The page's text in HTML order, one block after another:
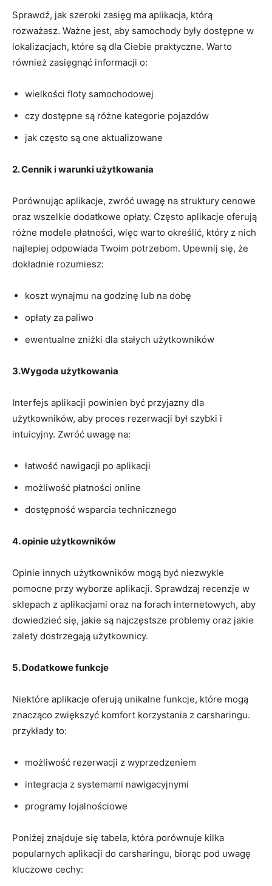
Sprawdź, jak szeroki zasięg ma aplikacja, którą
rozważasz. Ważne jest, aby samochody były dostępne w
lokalizacjach, które są dla Ciebie praktyczne. Warto
również zasięgnąć informacji o:
wielkości floty samochodowej
czy dostępne są różne kategorie pojazdów
jak często są one aktualizowane
2. Cennik i warunki użytkowania
Porównując aplikacje, zwróć uwagę na struktury cenowe
oraz wszelkie dodatkowe opłaty. Często aplikacje oferują
różne modele płatności, więc warto określić, który z nich
najlepiej odpowiada Twoim potrzebom. Upewnij się, że
dokładnie rozumiesz:
koszt wynajmu na godzinę lub na dobę
opłaty za paliwo
ewentualne zniżki dla stałych użytkowników
3.Wygoda użytkowania
Interfejs aplikacji powinien być przyjazny dla
użytkowników, aby proces rezerwacji był szybki i
intuicyjny. Zwróć uwagę na:
łatwość nawigacji po aplikacji
możliwość płatności online
dostępność wsparcia technicznego
4. opinie użytkowników
Opinie innych użytkowników mogą być niezwykle
pomocne przy wyborze aplikacji. Sprawdzaj recenzje w
sklepach z aplikacjami oraz na forach internetowych, aby
dowiedzieć się, jakie są najczęstsze problemy oraz jakie
zalety dostrzegają użytkownicy.
5. Dodatkowe funkcje
Niektóre aplikacje oferują unikalne funkcje, które mogą
znacząco zwiększyć komfort korzystania z carsharingu.
przykłady to:
możliwość rezerwacji z wyprzedzeniem
integracja z systemami nawigacyjnymi
programy lojalnościowe
Poniżej znajduje się tabela, która porównuje kilka
popularnych aplikacji do carsharingu, biorąc pod uwagę
kluczowe cechy: